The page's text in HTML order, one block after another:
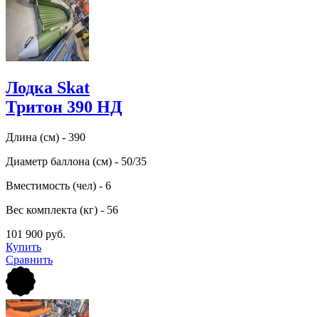
Лодка Skat
Тритон 390 НД
Длина (см) - 390
Диаметр баллона (см) - 50/35
Вместимость (чел) - 6
Вес комплекта (кг) - 56
101 900 руб.
Купить
Сравнить